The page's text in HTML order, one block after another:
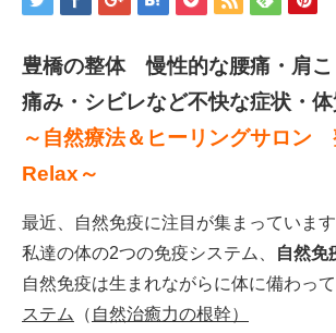
豊橋の整体 慢性的な腰痛・肩こ
痛み・シビレなど不快な症状・
～自然療法＆ヒーリングサロン
Relax～
最近、自然免疫に注目が集まっています
私達の体の2つの免疫システム、
自然免
自然免疫は生まれながらに体に備わっ
ステム
（ 自然治癒力の根幹）